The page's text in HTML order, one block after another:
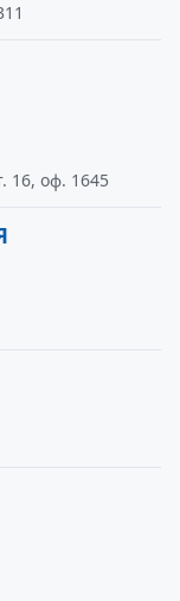
16, оф. 1645